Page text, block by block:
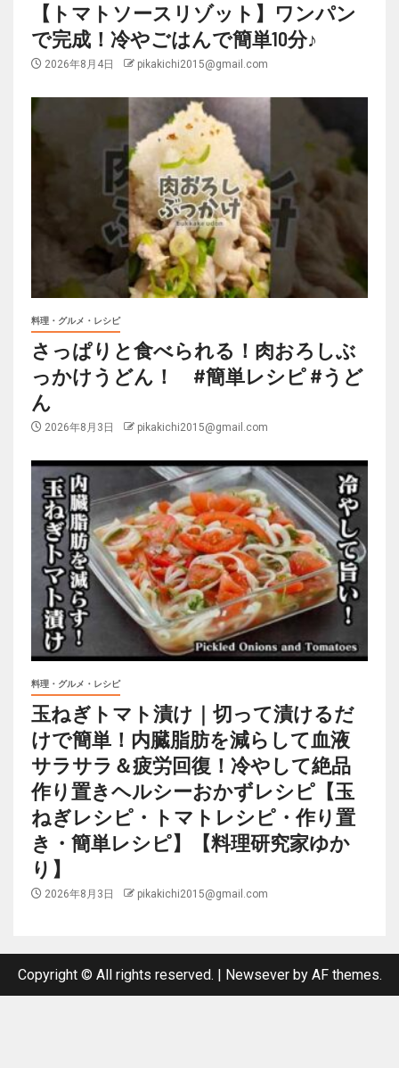
【トマトソースリゾット】ワンパン
で完成！冷やごはんで簡単10分♪
2026年8月4日 pikakichi2015@gmail.com
料理・グルメ・レシピ
さっぱりと食べられる！肉おろしぶ
っかけうどん！ #簡単レシピ #うど
ん
2026年8月3日 pikakichi2015@gmail.com
料理・グルメ・レシピ
玉ねぎトマト漬け｜切って漬けるだ
けで簡単！内臓脂肪を減らして血液
サラサラ＆疲労回復！冷やして絶品
作り置きヘルシーおかずレシピ【玉
ねぎレシピ・トマトレシピ・作り置
き・簡単レシピ】【料理研究家ゆか
り】
2026年8月3日 pikakichi2015@gmail.com
Copyright © All rights reserved. Newseverby AF themes.